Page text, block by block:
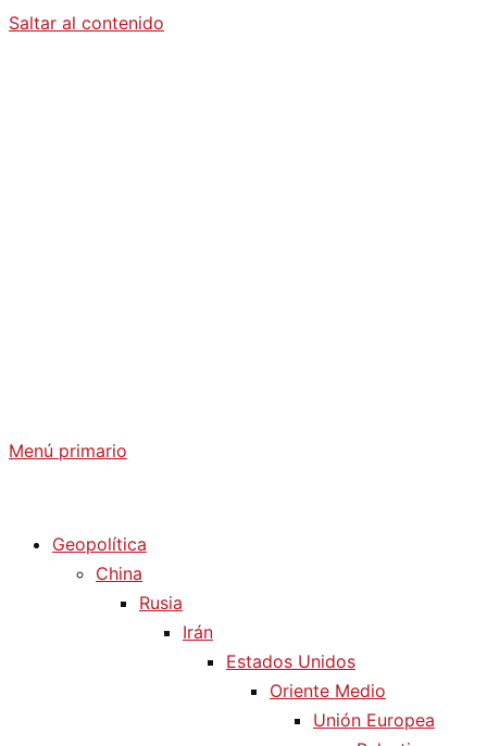
Saltar al contenido
Menú primario
Geopolítica
China
Rusia
Irán
Estados Unidos
Oriente Medio
Unión Europea